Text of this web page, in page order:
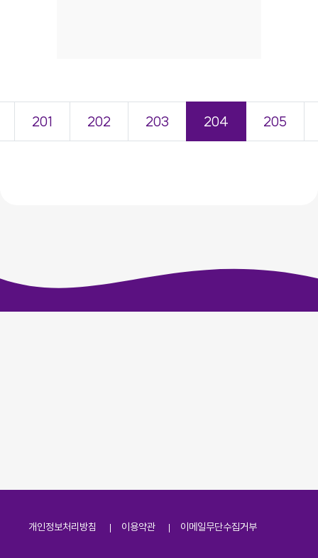
201 202 203 204 205
개인정보처리방침 이용약관 이메일무단수집거부